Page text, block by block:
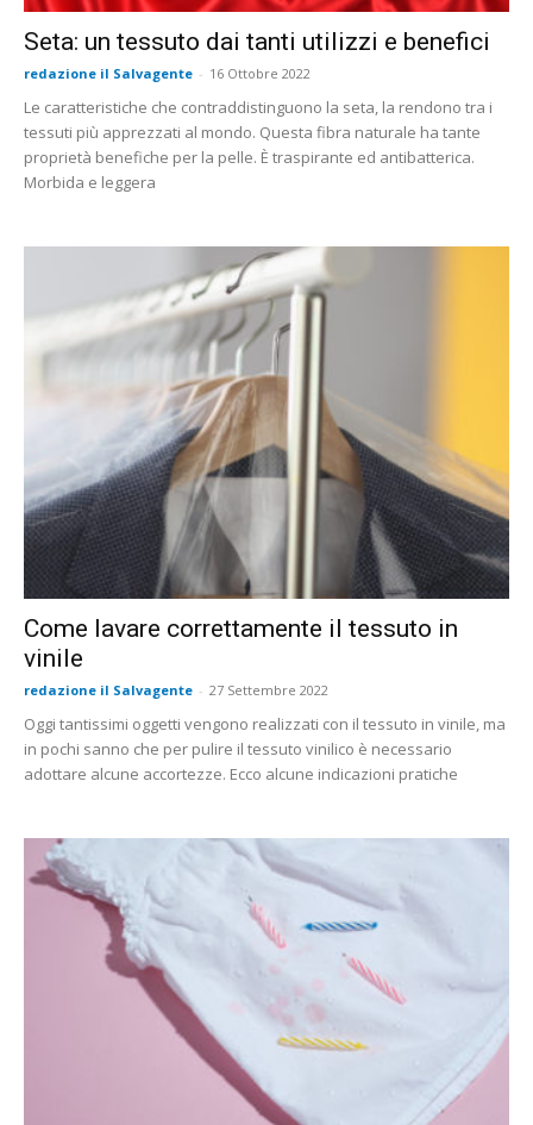
Seta: un tessuto dai tanti utilizzi e benefici
redazione il Salvagente - 16 Ottobre 2022
Le caratteristiche che contraddistinguono la seta, la rendono tra i
tessuti più apprezzati al mondo. Questa fibra naturale ha tante
proprietà benefiche per la pelle. È traspirante ed antibatterica.
Morbida e leggera
Come lavare correttamente il tessuto in
vinile
redazione il Salvagente - 27 Settembre 2022
Oggi tantissimi oggetti vengono realizzati con il tessuto in vinile, ma
in pochi sanno che per pulire il tessuto vinilico è necessario
adottare alcune accortezze. Ecco alcune indicazioni pratiche